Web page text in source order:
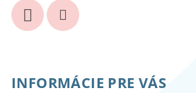
INFORMÁCIE PRE VÁS